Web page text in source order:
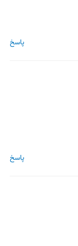
پاسخ
پاسخ